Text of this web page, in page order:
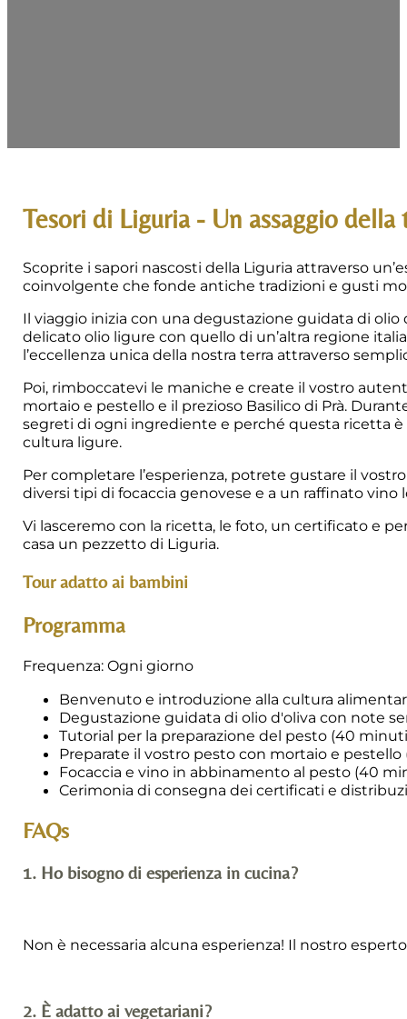
Tesori di Liguria - Un assaggio
Scoprite i sapori nascosti della Liguria attraverso
coinvolgente che fonde antiche tradizioni e gusti
Il viaggio inizia con una degustazione guidata di olio
delicato olio ligure con quello di un’altra regione
l’eccellenza unica della nostra terra attraverso
Poi, rimboccatevi le maniche e create il vostro
mortaio e pestello e il prezioso Basilico di Prà.
segreti di ogni ingrediente e perché questa ricetta
cultura ligure.
Per completare l’esperienza, potrete gustare il
diversi tipi di focaccia genovese e a un raffinato vino
Vi lasceremo con la ricetta, le foto, un certificato e
casa un pezzetto di Liguria.
Tour adatto ai bambini
Programma
Frequenza: Ogni giorno
Benvenuto e introduzione alla cultura
Degustazione guidata di olio d'oliva con note
Tutorial per la preparazione del pesto (40
Preparate il vostro pesto con mortaio e
Focaccia e vino in abbinamento al pesto (40
Cerimonia di consegna dei certificati e
FAQs
1. Ho bisogno di esperienza in cucina?
Non è necessaria alcuna esperienza! Il nostro
2. È adatto ai vegetariani?